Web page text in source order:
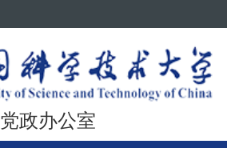
党政办公室